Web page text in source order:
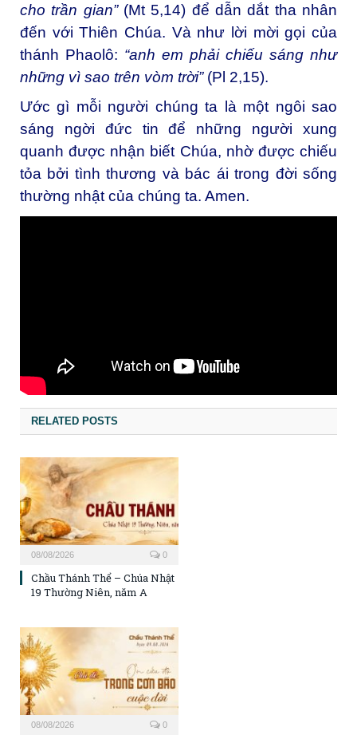
cho trần gian”(Mt 5,14) để dẫn dắt tha nhân
đến với Thiên Chúa. Và như lời mời gọi của
thánh Phaolô: “anh em phải chiếu sáng như
những vì sao trên vòm trời” (Pl 2,15).
Ước gì mỗi người chúng ta là một ngôi sao
sáng ngời đức tin để những người xung
quanh được nhận biết Chúa, nhờ được chiếu
tỏa bởi tình thương và bác ái trong đời sống
thường nhật của chúng ta. Amen.
RELATED POSTS
08/08/2026 0
Chầu Thánh Thể – Chúa Nhật
19 Thường Niên, năm A
08/08/2026 0